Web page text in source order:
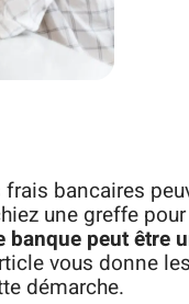
frais bancaires
une greffe
banque peut être
vous donne
démarche.